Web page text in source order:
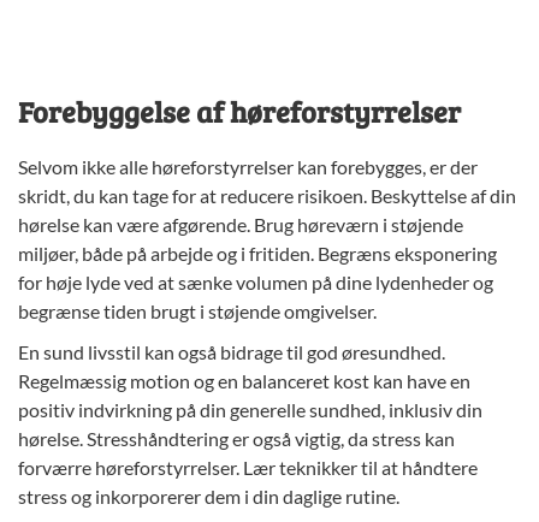
Forebyggelse af høreforstyrrelser
Selvom ikke alle høreforstyrrelser kan forebygges, er der
skridt, du kan tage for at reducere risikoen. Beskyttelse af din
hørelse kan være afgørende. Brug høreværn i støjende
miljøer, både på arbejde og i fritiden. Begræns eksponering
for høje lyde ved at sænke volumen på dine lydenheder og
begrænse tiden brugt i støjende omgivelser.
En sund livsstil kan også bidrage til god øresundhed.
Regelmæssig motion og en balanceret kost kan have en
positiv indvirkning på din generelle sundhed, inklusiv din
hørelse. Stresshåndtering er også vigtig, da stress kan
forværre høreforstyrrelser. Lær teknikker til at håndtere
stress og inkorporerer dem i din daglige rutine.